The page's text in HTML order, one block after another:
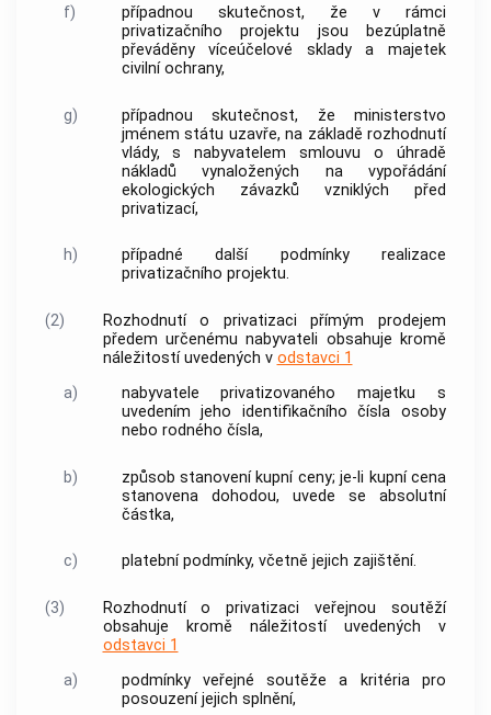
f)
případnou skutečnost, že v rámci
privatizačního projektu jsou bezúplatně
převáděny víceúčelové sklady a majetek
civilní ochrany,
g)
případnou skutečnost, že ministerstvo
jménem státu uzavře, na základě rozhodnutí
vlády, s nabyvatelem smlouvu o úhradě
nákladů vynaložených na vypořádání
ekologických závazků vzniklých před
privatizací,
h)
případné další podmínky realizace
privatizačního projektu.
(2)
Rozhodnutí o privatizaci přímým prodejem
předem určenému nabyvateli obsahuje kromě
náležitostí uvedených v odstavci 1
a)
nabyvatele privatizovaného majetku s
uvedením jeho identifikačního čísla osoby
nebo rodného čísla,
b)
způsob stanovení kupní ceny; je-li kupní cena
stanovena dohodou, uvede se absolutní
částka,
c) platební podmínky, včetně jejich zajištění.
(3)
Rozhodnutí o privatizaci veřejnou soutěží
obsahuje kromě náležitostí uvedených v
odstavci 1
a)
podmínky veřejné soutěže a kritéria pro
posouzení jejich splnění,